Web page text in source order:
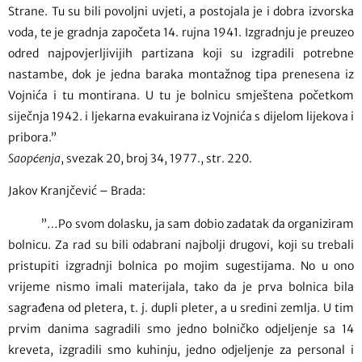
Strane. Tu su bili povoljni uvjeti, a postojala je i dobra izvorska
voda, te je gradnja započeta 14. rujna 1941. Izgradnju je preuzeo
odred najpovjerljivijih partizana koji su izgradili potrebne
nastambe, dok je jedna baraka montažnog tipa prenesena iz
Vojnića i tu montirana. U tu je bolnicu smještena početkom
siječnja 1942. i ljekarna evakuirana iz Vojnića s dijelom lijekova i
pribora.”
Saopćenja, svezak 20, broj 34, 1977., str. 220.
Jakov Kranjčević – Brada:
”…Po svom dolasku, ja sam dobio zadatak da organiziram
bolnicu. Za rad su bili odabrani najbolji drugovi, koji su trebali
pristupiti izgradnji bolnica po mojim sugestijama. No u ono
vrijeme nismo imali materijala, tako da je prva bolnica bila
sagrađena od pletera, t. j. dupli pleter, a u sredini zemlja. U tim
prvim danima sagradili smo jedno bolničko odjeljenje sa 14
kreveta, izgradili smo kuhinju, jedno odjeljenje za personal i